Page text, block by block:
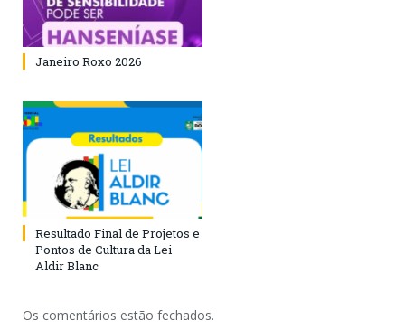
Janeiro Roxo 2026
Resultado Final de Projetos e
Pontos de Cultura da Lei
Aldir Blanc
Os comentários estão fechados.